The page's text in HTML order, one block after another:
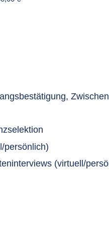
persönlich)
(virtuell/